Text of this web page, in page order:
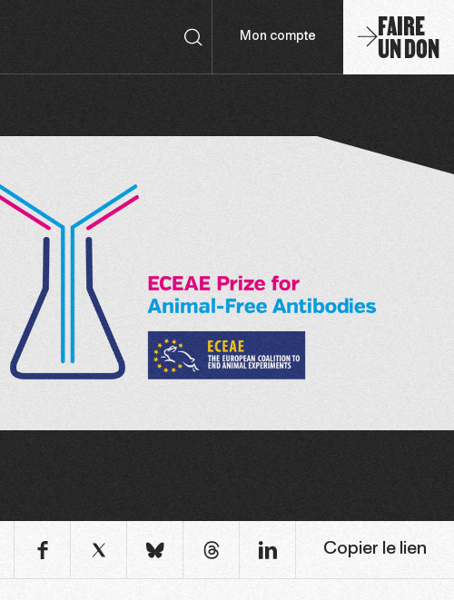
Mon compte FAIRE
UN DON
Copier le lien